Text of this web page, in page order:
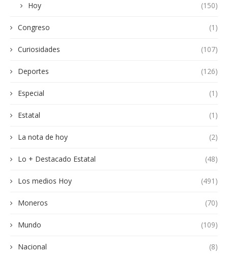
Hoy (150)
Congreso (1)
Curiosidades (107)
Deportes (126)
Especial (1)
Estatal (1)
La nota de hoy (2)
Lo + Destacado Estatal (48)
Los medios Hoy (491)
Moneros (70)
Mundo (109)
Nacional (8)